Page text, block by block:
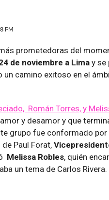
PM
prometedoras del
de noviembre a Limay se
un camino exitoso en el
Román Torres, y
y desamor y que
grupo fue conformado por
Paul Forat,
Melissa Robles, quién
un tema de Carlos Rivera.